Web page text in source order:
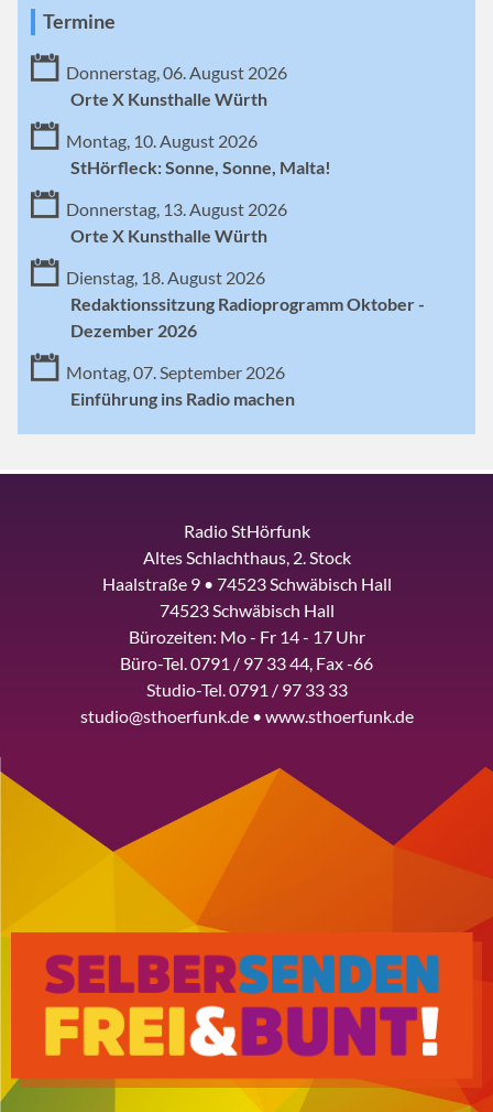
Termine
Donnerstag, 06. August 2026
Orte X Kunsthalle Würth
Montag, 10. August 2026
StHörfleck: Sonne, Sonne, Malta!
Donnerstag, 13. August 2026
Orte X Kunsthalle Würth
Dienstag, 18. August 2026
Redaktionssitzung Radioprogramm Oktober -
Dezember 2026
Montag, 07. September 2026
Einführung ins Radio machen
Radio StHörfunk
Altes Schlachthaus, 2. Stock
Haalstraße 9 • 74523 Schwäbisch Hall
74523 Schwäbisch Hall
Bürozeiten: Mo - Fr 14 - 17 Uhr
Büro-Tel. 0791 / 97 33 44, Fax -66
Studio-Tel. 0791 / 97 33 33
studio@sthoerfunk.de • www.sthoerfunk.de